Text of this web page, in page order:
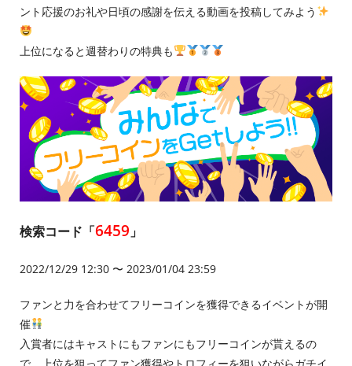
ント応援のお礼や日頃の感謝を伝える動画を投稿してみよう
上位になると週替わりの特典も
検索コード「6459 」
2022/12/29 12:30 〜 2023/01/04 23:59
ファンと力を合わせてフリーコインを獲得できるイベントが開
催
入賞者にはキャストにもファンにもフリーコインが貰えるの